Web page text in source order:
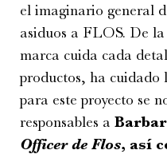
el imaginario general
asiduos a FLOS. De
marca cuida cada
productos, ha cuidado
para este proyecto se
responsables a
Officer de Flos, así